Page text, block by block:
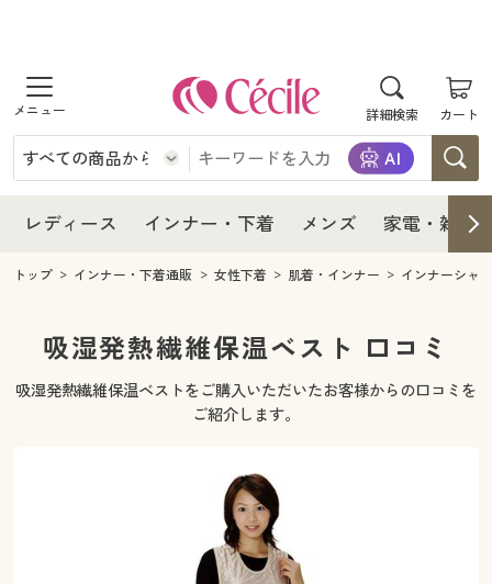
詳細検索 カート
商品を探す
レディース
レディースファッション
女性下着
インナー・下着
インナー・下着通販すべて
女性下着
メンズ下着
メンズ
メンズ通販すべて
メンズファッション
家電・雑貨
家電・雑貨すべて
寝具・インテリア・家具
美容・健康・サプリメント
レディース インナー・下着 メンズ 家電・雑貨
レディース
レディース通販すべて
レディースファッション
インナー・下着
インナー・下着通販すべて
ジュニア・ティーンズ下着
メンズ
メンズ下着
家電
寝具・インテリア・家具通販すべて
カーテン・ラグ・ファブリック
美容・健康
大きいサイズ通販すべて
トップ インナー・下着通販 女性下着 肌着・インナー インナーシャ
吸湿発熱繊維保温ベスト 口コミ
吸湿発熱繊維保温ベストをご購入いただいたお客様からの口コミを
ご紹介します。